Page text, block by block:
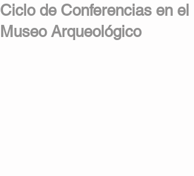
Ciclo de Conferencias en el
Museo Arqueológico